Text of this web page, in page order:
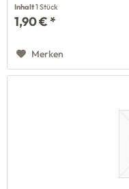
Inhalt1 Stück
1,90 € *
Merken